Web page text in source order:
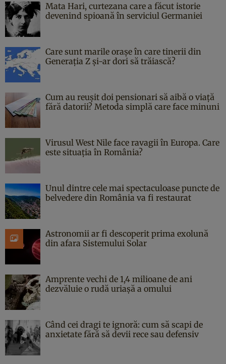
Mata Hari, curtezana care a făcut istorie
devenind spioană în serviciul Germaniei
Care sunt marile orașe în care tinerii din
Generația Z și-ar dori să trăiască?
Cum au reușit doi pensionari să aibă o viață
fără datorii? Metoda simplă care face minuni
Virusul West Nile face ravagii în Europa. Care
este situația în România?
Unul dintre cele mai spectaculoase puncte de
belvedere din România va fi restaurat
Astronomii ar fi descoperit prima exolună
din afara Sistemului Solar
Amprente vechi de 1,4 milioane de ani
dezvăluie o rudă uriașă a omului
Când cei dragi te ignoră: cum să scapi de
anxietate fără să devii rece sau defensiv